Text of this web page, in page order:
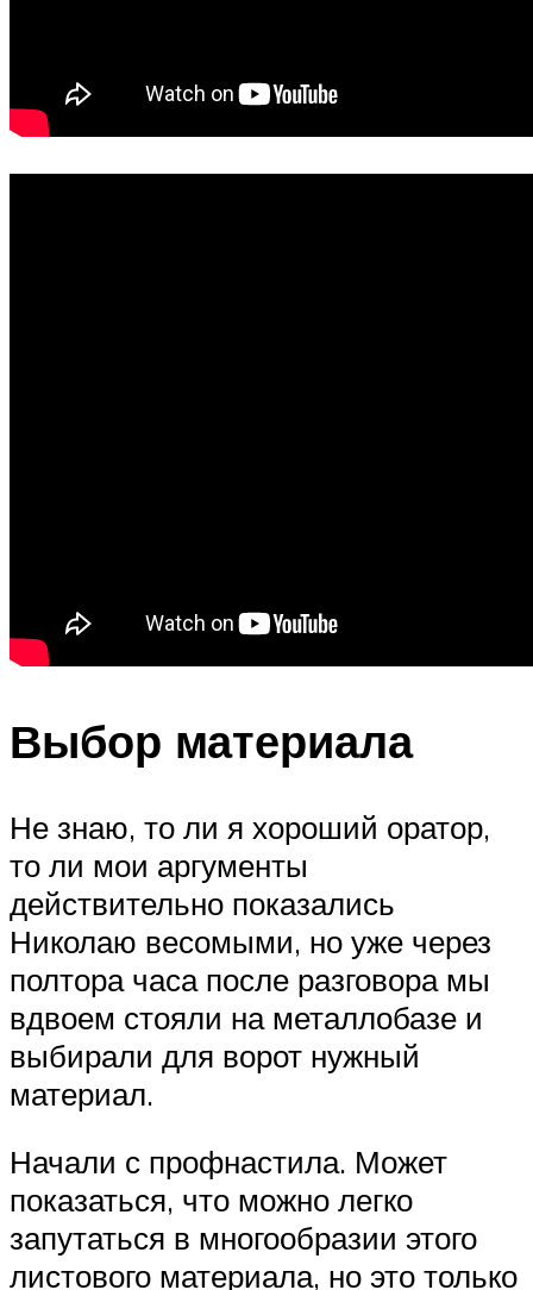
Выбор материала
Не знаю, то ли я хороший оратор,
то ли мои аргументы
действительно показались
Николаю весомыми, но уже через
полтора часа после разговора мы
вдвоем стояли на металлобазе и
выбирали для ворот нужный
материал.
Начали с профнастила. Может
показаться, что можно легко
запутаться в многообразии этого
листового материала, но это только